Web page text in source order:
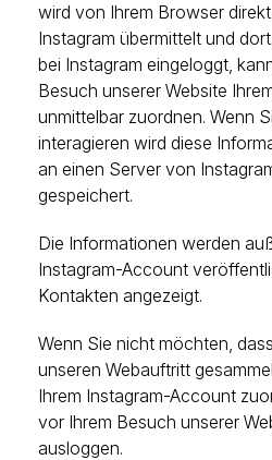
wird von Ihrem Browser
Instagram übermittelt und
bei Instagram eingeloggt,
Besuch unserer Website
unmittelbar zuordnen. Wenn
interagieren wird diese
an einen Server von
gespeichert.
Die Informationen werden
Instagram-Account
Kontakten angezeigt.
Wenn Sie nicht möchten,
unseren Webauftritt
Ihrem Instagram-Account
vor Ihrem Besuch unserer
ausloggen.